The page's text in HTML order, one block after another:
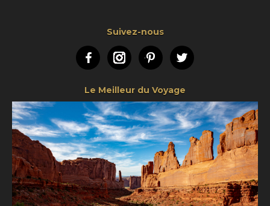
Suivez-nous
FacebookInstagramPinterestTwitter
Le Meilleur du Voyage